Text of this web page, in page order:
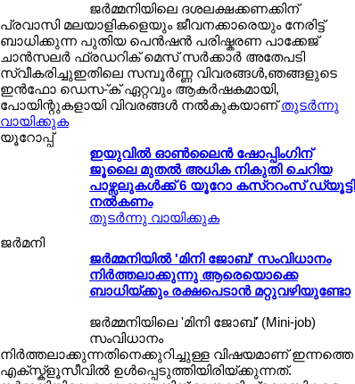
ജര്‍മ്മനിയിലെ ദശലക്ഷക്കണക്കിന്
പ്രവാസി മലയാളികളെയും ജീവനക്കാരെയും നേരിട്ട്
ബാധിക്കുന്ന പുതിയ പെന്‍ഷന്‍ പരിഷ്കരണ പാക്കേജ്
ചാന്‍സലര്‍ ഫ്രഡറിക് മെസ് സര്‍ക്കാര്‍ അതേപടി
സ്വീകരിച്ചുഇതിലെ സമ്പൂര്‍ണ്ണ വിവരങ്ങള്‍,ഞങ്ങളുടെ
ഇന്‍ഫോ ഡെസ-്ക് ഏറ്റവും ആകര്‍ഷകമായി,
പോയിന്റുകളായി വിവരങ്ങള്‍ നല്‍കുകയാണ്തുടര്‍ന്നു
വായിക്കുക
യൂറോപ്പ്
ഇയുവില്‍ ഓണ്‍ലൈന്‍ ഷോപ്പിംഗിന്
ജൂലൈ മുതല്‍ അധിക നികുതി ചെറിയ
പാഴ്സലുകള്‍ക്ക് 6 യൂറോ കസ്ററംസ് ഡ്യൂട്ടി
നല്‍കണം
തുടര്‍ന്നു വായിക്കുക
ജര്‍മനി
ജര്‍മ്മനിയില്‍ 'മിനി ജോബ്' സംവിധാനം
നിര്‍ത്തലാക്കുന്നു ആരെയൊക്കെ
ബാധിയ്ക്കും രക്ഷപെടാന്‍ മറ്റുവഴിയുണ്ടോ
ജര്‍മ്മനിയിലെ 'മിനി ജോബ്' (Mini-job)
സംവിധാനം
നിര്‍ത്തലാക്കുന്നതിനെക്കുറിച്ചുള്ള വിഷയമാണ് ഇന്നത്തെ
എക്സ്ക്ളൂസീവില്‍ ഉള്‍പ്പെടുത്തിയിരിയ്ക്കുന്നത്.